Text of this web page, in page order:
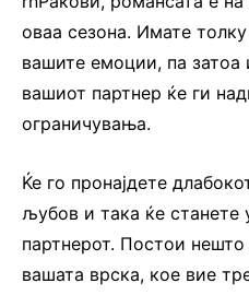
оваа сезона. Имате
вашите емоции, па затоа
вашиот партнер ќе ги
ограничувања.
Ќе го пронајдете
љубов и така ќе станете
партнерот. Постои
вашата врска, кое вие